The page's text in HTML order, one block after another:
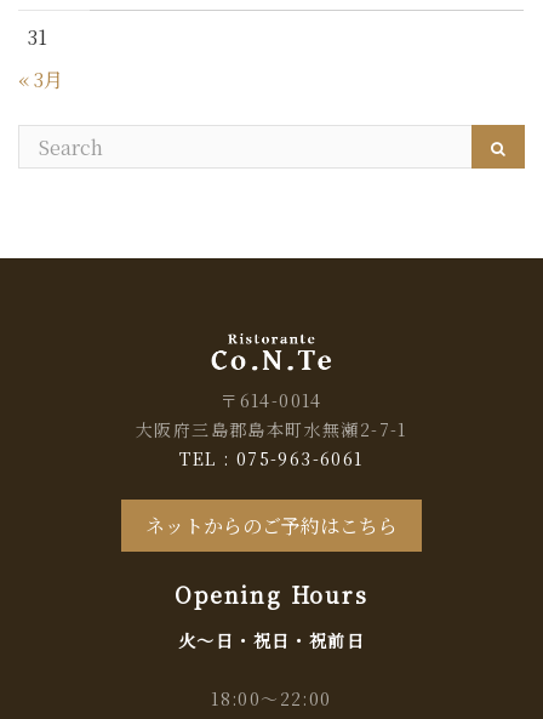
31
« 3月
〒614-0014
大阪府三島郡島本町水無瀬2-7-1
TEL : 075-963-6061
ネットからのご予約はこちら
Opening Hours
火～日・祝日・祝前日
18:00～22:00